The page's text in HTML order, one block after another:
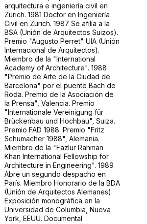
arquitectura e ingeniería civil en
Zürich. 1981 Doctor en Ingeniería
Civil en Zürich. 1987 Se afilia a la
BSA (Unión de Arquitectos Suizos).
Premio "Augusto Perret" UIA (Unión
Internacional de Arquitectos).
Miembro de la "International
Academy of Architecture". 1988
"Premio de Arte de la Ciudad de
Barcelona" por el puente Bach de
Roda. Premio de la Asociación de
la Prensa", Valencia. Premio
"Internationale Vereinigung für
Brückenbau und Hochbau", Suiza.
Premio FAD 1988. Premio "Fritz
Schumacher 1988", Alemania.
Miembro de la "Fazlur Rahman
Khan International Fellowship for
Architecture in Engineering". 1989
Abre un segundo despacho en
París. Miembro Honorario de la BDA
(Unión de Arquitectos Alemanes).
Exposición monográfica en la
Universidad de Columbia, Nueva
York, EEUU. Documental